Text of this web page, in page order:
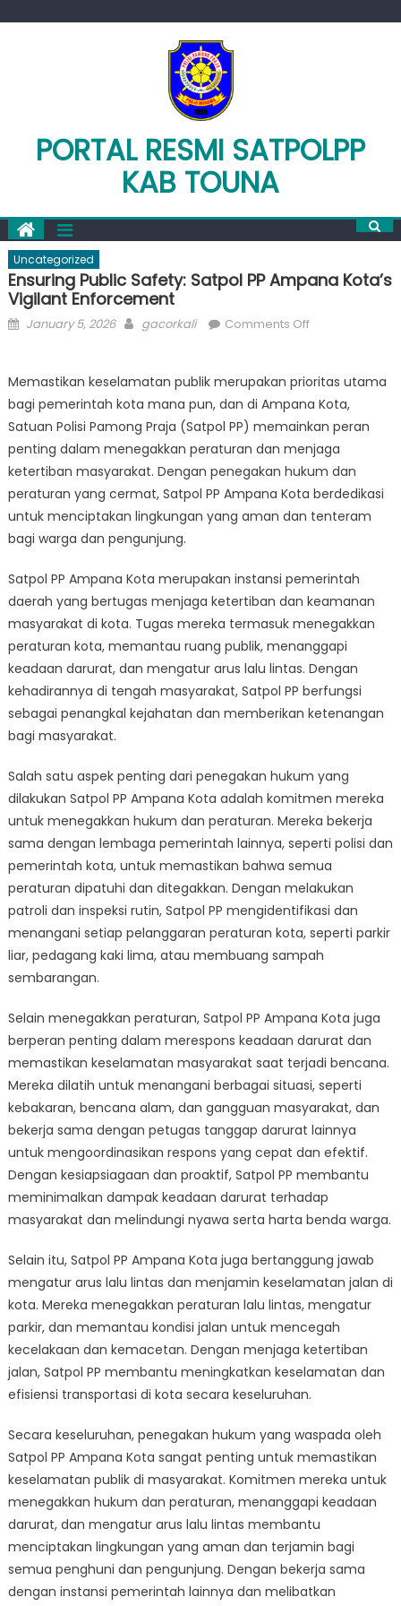
PORTAL RESMI SATPOLPP
KAB TOUNA
Uncategorized
Ensuring Public Safety: Satpol PP Ampana Kota’s
Vigilant Enforcement
Posted
January 5, 2026 Author
gacorkali Comments Offon
Safety:
Satpol
PP
Ampana
Kota’s
Vigilant
Enforcement
Memastikan keselamatan publik merupakan prioritas utama
bagi pemerintah kota mana pun, dan di Ampana Kota,
Satuan Polisi Pamong Praja (Satpol PP) memainkan peran
penting dalam menegakkan peraturan dan menjaga
ketertiban masyarakat. Dengan penegakan hukum dan
peraturan yang cermat, Satpol PP Ampana Kota berdedikasi
untuk menciptakan lingkungan yang aman dan tenteram
bagi warga dan pengunjung.
Satpol PP Ampana Kota merupakan instansi pemerintah
daerah yang bertugas menjaga ketertiban dan keamanan
masyarakat di kota. Tugas mereka termasuk menegakkan
peraturan kota, memantau ruang publik, menanggapi
keadaan darurat, dan mengatur arus lalu lintas. Dengan
kehadirannya di tengah masyarakat, Satpol PP berfungsi
sebagai penangkal kejahatan dan memberikan ketenangan
bagi masyarakat.
Salah satu aspek penting dari penegakan hukum yang
dilakukan Satpol PP Ampana Kota adalah komitmen mereka
untuk menegakkan hukum dan peraturan. Mereka bekerja
sama dengan lembaga pemerintah lainnya, seperti polisi dan
pemerintah kota, untuk memastikan bahwa semua
peraturan dipatuhi dan ditegakkan. Dengan melakukan
patroli dan inspeksi rutin, Satpol PP mengidentifikasi dan
menangani setiap pelanggaran peraturan kota, seperti parkir
liar, pedagang kaki lima, atau membuang sampah
sembarangan.
Selain menegakkan peraturan, Satpol PP Ampana Kota juga
berperan penting dalam merespons keadaan darurat dan
memastikan keselamatan masyarakat saat terjadi bencana.
Mereka dilatih untuk menangani berbagai situasi, seperti
kebakaran, bencana alam, dan gangguan masyarakat, dan
bekerja sama dengan petugas tanggap darurat lainnya
untuk mengoordinasikan respons yang cepat dan efektif.
Dengan kesiapsiagaan dan proaktif, Satpol PP membantu
meminimalkan dampak keadaan darurat terhadap
masyarakat dan melindungi nyawa serta harta benda warga.
Selain itu, Satpol PP Ampana Kota juga bertanggung jawab
mengatur arus lalu lintas dan menjamin keselamatan jalan di
kota. Mereka menegakkan peraturan lalu lintas, mengatur
parkir, dan memantau kondisi jalan untuk mencegah
kecelakaan dan kemacetan. Dengan menjaga ketertiban
jalan, Satpol PP membantu meningkatkan keselamatan dan
efisiensi transportasi di kota secara keseluruhan.
Secara keseluruhan, penegakan hukum yang waspada oleh
Satpol PP Ampana Kota sangat penting untuk memastikan
keselamatan publik di masyarakat. Komitmen mereka untuk
menegakkan hukum dan peraturan, menanggapi keadaan
darurat, dan mengatur arus lalu lintas membantu
menciptakan lingkungan yang aman dan terjamin bagi
semua penghuni dan pengunjung. Dengan bekerja sama
dengan instansi pemerintah lainnya dan melibatkan